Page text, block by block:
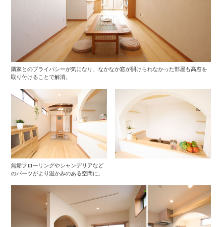
隣家とのプライバシーが気になり、なかなか窓が開けられなかった部屋も高窓を
取り付けることで解消。
無垢フローリングやシャンデリアなど
のパーツがより温かみのある空間に。